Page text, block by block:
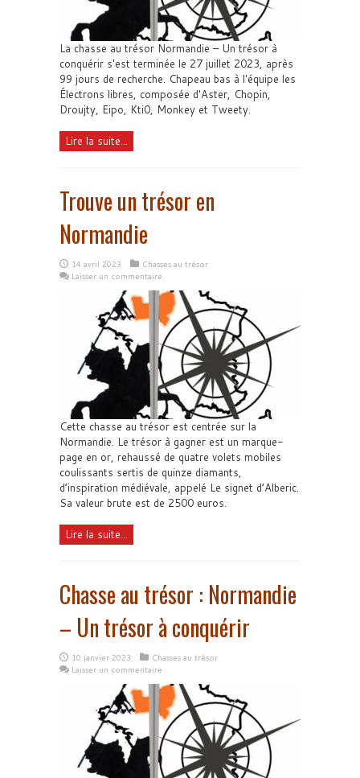
La chasse au trésor Normandie – Un trésor à
conquérir s'est terminée le 27 juillet 2023, après
99 jours de recherche. Chapeau bas à l'équipe les
Électrons libres, composée d'Aster, Chopin,
Droujty, Eipo, Kti0, Monkey et Tweety.
Lire la suite...
Trouve un trésor en
Normandie
14 avril 2023
Chasses au trésor
Laisser un commentaire
Cette chasse au trésor est centrée sur la
Normandie. Le trésor à gagner est un marque-
page en or, rehaussé de quatre volets mobiles
coulissants sertis de quinze diamants,
d’inspiration médiévale, appelé Le signet d’Alberic.
Sa valeur brute est de 2500 euros.
Lire la suite...
Chasse au trésor : Normandie
– Un trésor à conquérir
10 janvier 2023
Chasses au trésor
Laisser un commentaire